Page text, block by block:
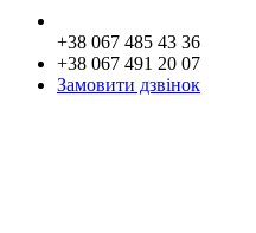
+38 067 485 43 36
+38 067 491 20 07
Замовити дзвінок